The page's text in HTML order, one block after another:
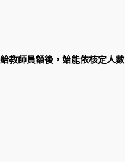
教師員額後，始能依核定人數